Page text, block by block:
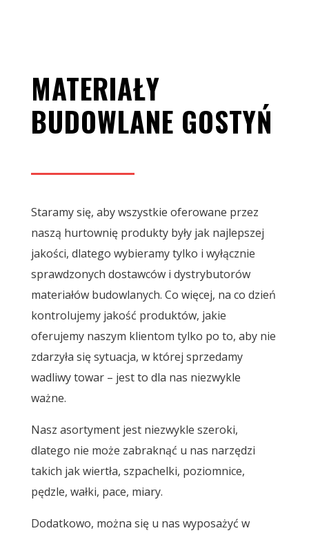
MATERIAŁY
BUDOWLANE GOSTYŃ
Staramy się, aby wszystkie oferowane przez
naszą hurtownię produkty były jak najlepszej
jakości, dlatego wybieramy tylko i wyłącznie
sprawdzonych dostawców i dystrybutorów
materiałów budowlanych. Co więcej, na co dzień
kontrolujemy jakość produktów, jakie
oferujemy naszym klientom tylko po to, aby nie
zdarzyła się sytuacja, w której sprzedamy
wadliwy towar – jest to dla nas niezwykle
ważne.
Nasz asortyment jest niezwykle szeroki,
dlatego nie może zabraknąć u nas narzędzi
takich jak wiertła, szpachelki, poziomnice,
pędzle, wałki, pace, miary.
Dodatkowo, można się u nas wyposażyć w